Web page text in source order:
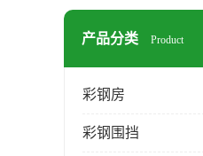
产品分类 Product
彩钢房
彩钢围挡